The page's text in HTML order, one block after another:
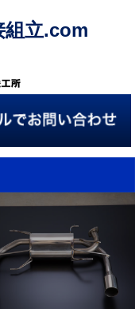
組立.com